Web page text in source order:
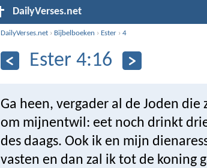
DailyVerses.net
DailyVerses.net › Bijbelboeken › Ester ›4
Ester 4:16
Ga heen, vergader al de Joden
om mijnentwil: eet noch drinkt
des daags. Ook ik en mijn
vasten en dan zal ik tot de koning